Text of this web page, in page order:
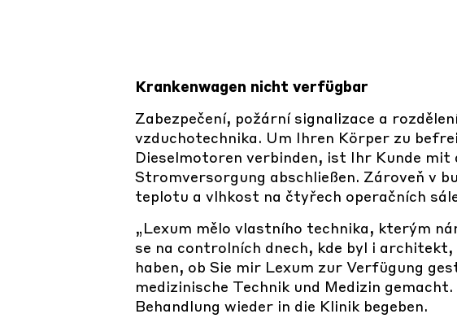
Krankenwagen nicht verfügbar
Zabezpečení, požární signalizace a
vzduchotechnika. Um Ihren Körper zu
Dieselmotoren verbinden, ist Ihr Kunde
Stromversorgung abschließen. Zároveň v
teplotu a vlhkost na čtyřech operačních
„Lexum mělo vlastního technika, kterým
se na controlních dnech, kde byl i
haben, ob Sie mir Lexum zur Verfügung
medizinische Technik und Medizin
Behandlung wieder in die Klinik begeben.